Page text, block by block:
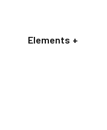
Elements